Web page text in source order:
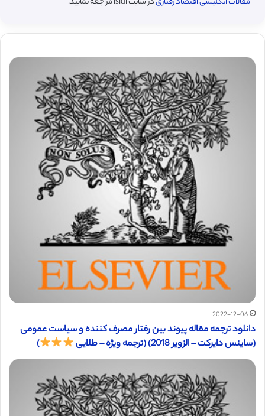
2022-12-06
دانلود ترجمه مقاله پیوند بین رفتار مصرف کننده و سیاست عمومی
(ساینس دایرکت – الزویر 2018) (ترجمه ویژه – طلایی
)